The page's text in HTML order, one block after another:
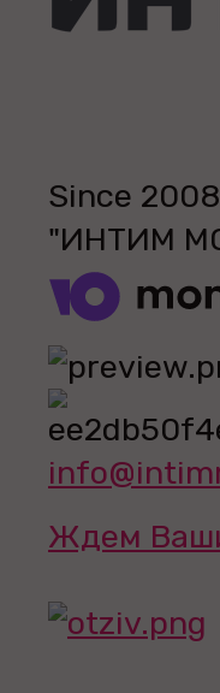
Since
"ИНТИМ
Ждем